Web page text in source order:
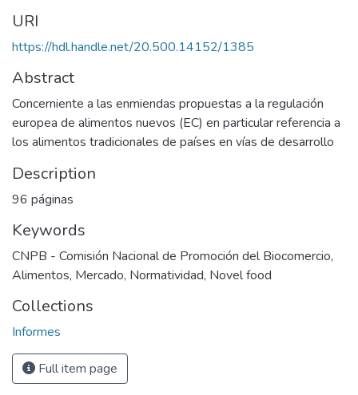
URI
https://hdl.handle.net/20.500.14152/1385
Abstract
Concerniente a las enmiendas propuestas a la regulación
europea de alimentos nuevos (EC) en particular referencia a
los alimentos tradicionales de países en vías de desarrollo
Description
96 páginas
Keywords
CNPB - Comisión Nacional de Promoción del Biocomercio,
Alimentos, Mercado, Normatividad, Novel food
Collections
Informes
Full item page